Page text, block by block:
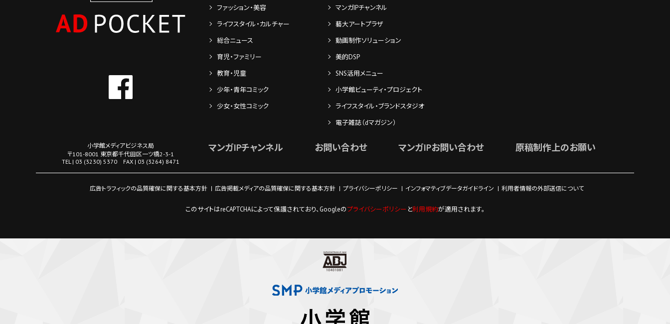
小学館メディアビジネス局
〒101-8001 東京都千代田区一ツ橋2-3-1
TEL | 03 (3230) 5370 FAX | 03 (3264) 8471
ファッション・美容
ライフスタイル・カルチャー
総合ニュース
育児・ファミリー
教育・児童
少年・青年コミック
少女・女性コミック
マンガIPチャンネル
藝大アートプラザ
動画制作ソリューション
美的DSP
SNS活用メニュー
小学館ビューティ・プロジェクト
ライフスタイル・ブランドスタジオ
電子雑誌（dマガジン）
マンガIPチャンネル お問い合わせ マンガIPお問い合わせ 原稿制作上のお願い
広告トラフィックの品質確保に関する基本方針 広告掲載メディアの品質確保に関する基本方針 プライバシーポリシー インフォマティブデータガイドライン 利用者情報の外部送信について
このサイトはreCAPTCHAによって保護されており、 Googleのプライバシーポリシー と利用規約が適用されます。